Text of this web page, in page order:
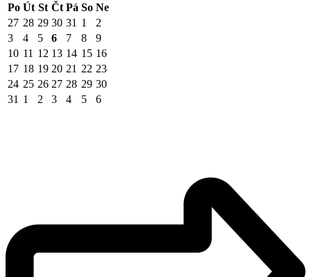
Po Út St Čt Pá So Ne
27 28 29 30 31 1
2
3
4 5 6 7 8
9
10 11 12 13 14 15 16
17 18 19 20 21 22 23
24 25 26 27 28 29 30
31 1 2 3 4 5 6